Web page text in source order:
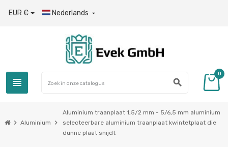
EUR € Nederlands 
view_headline search
0
chevron_right Aluminium chevron_right
Aluminium traanplaat 1,5/2 mm - 5/6,5 mm aluminium
selecteerbare aluminium traanplaat kwintetplaat die
dunne plaat snijdt